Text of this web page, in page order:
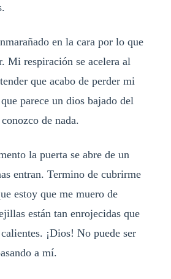
en la cara por lo que
Mi respiración se acelera al
que acabo de perder mi
parece un dios bajado del
de nada.
la puerta se abre de un
entran. Termino de cubrirme
estoy que me muero de
están tan enrojecidas que
¡Dios! No puede ser
a mí.